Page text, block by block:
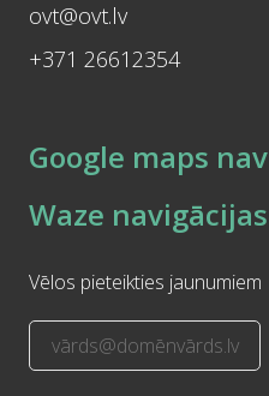
ovt@ovt.lv
+371 26612354
Google maps
Waze
Vēlos pieteikties jaunumiem